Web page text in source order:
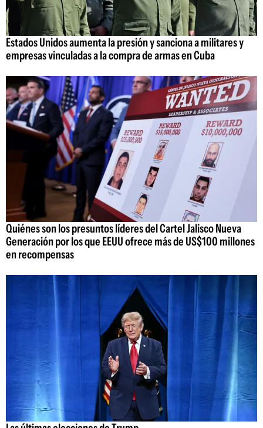
Estados Unidos aumenta la presión y sanciona a militares y
empresas vinculadas a la compra de armas en Cuba
Quiénes son los presuntos líderes del Cartel Jalisco Nueva
Generación por los que EEUU ofrece más de US$100 millones
en recompensas